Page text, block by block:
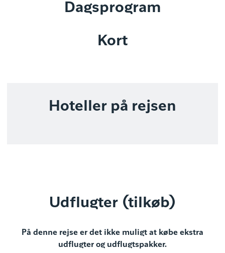
Dagsprogram
Kort
Hoteller på rejsen
Udflugter (tilkøb)
På denne rejse er det ikke muligt at købe ekstra
udflugter og udflugtspakker.